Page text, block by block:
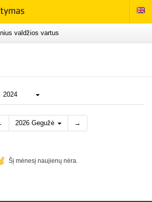
valdžios vartus
2024 Daugiau...
2026 Gegužė →
Šį mėnesį naujienų nėra.